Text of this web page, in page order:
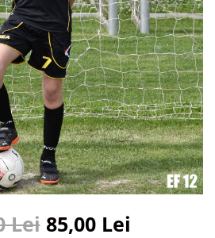
Lei 85,00 Lei